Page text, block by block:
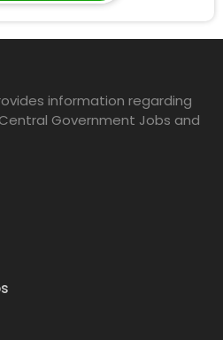
information regarding
Government Jobs and